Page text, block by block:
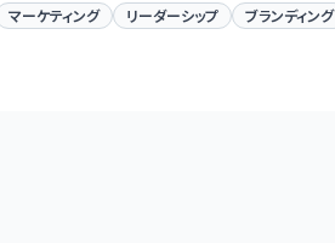
マーケティング リーダーシップ ブランディング